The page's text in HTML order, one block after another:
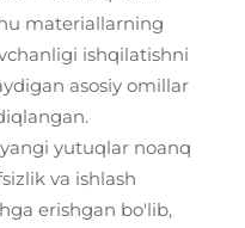
materiallarning
ishqilatishni
asosiy omillar
yutuqlar noanq
va ishlash
erishgan bo'lib,